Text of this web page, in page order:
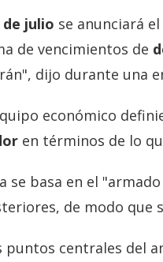
de julio se anunciará
de vencimientos de
dijo durante una
económico
en términos de lo
se basa en el
de modo que
puntos centrales del